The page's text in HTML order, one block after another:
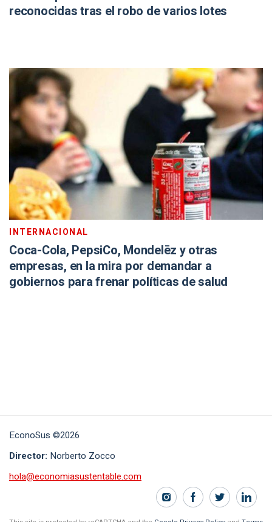
reconocidas tras el robo de varios lotes
INTERNACIONAL
Coca-Cola, PepsiCo, Mondelēz y otras
empresas, en la mira por demandar a
gobiernos para frenar políticas de salud
EconoSus ©2026
Director: Norberto Zocco
hola@economiasustentable.com